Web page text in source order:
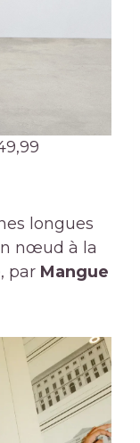
longues
nœud à la
par Mangue